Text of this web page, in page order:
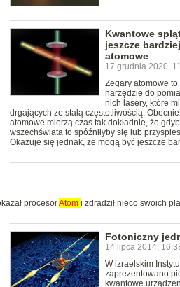
Kwantowe
jeszcze
atomowe
17 grudnia 2020,
Zegary atomowe
narzędzie do
nich lasery, które
drgających ze stałą częstotliwością.
atomowe mierzą czas tak dokładnie, że
wszechświata to spóźniłyby się lub
Okazuje się jednak, że mogą być jeszcze
procesorAtom i zdradził nieco swoich
Fotoniczny
14 lipca 2014,
W izraelskim
zaprezentowano
kwantowe